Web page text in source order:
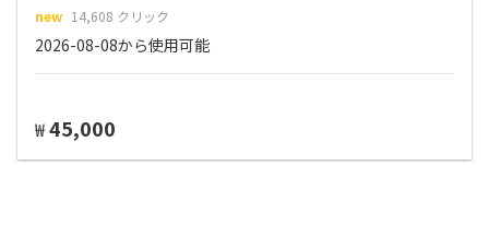
new 14,608 クリック
2026-08-08から使用可能
₩45,000